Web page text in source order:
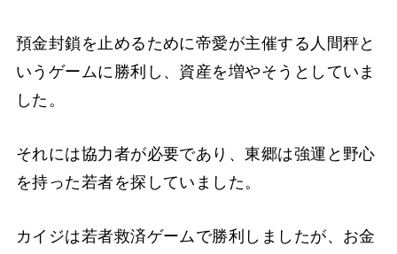
預金封鎖を止めるために帝愛が主催する人間秤と
いうゲームに勝利し、資産を増やそうとしていま
した。
それには協力者が必要であり、東郷は強運と野心
を持った若者を探していました。
カイジは若者救済ゲームで勝利しましたが、お金